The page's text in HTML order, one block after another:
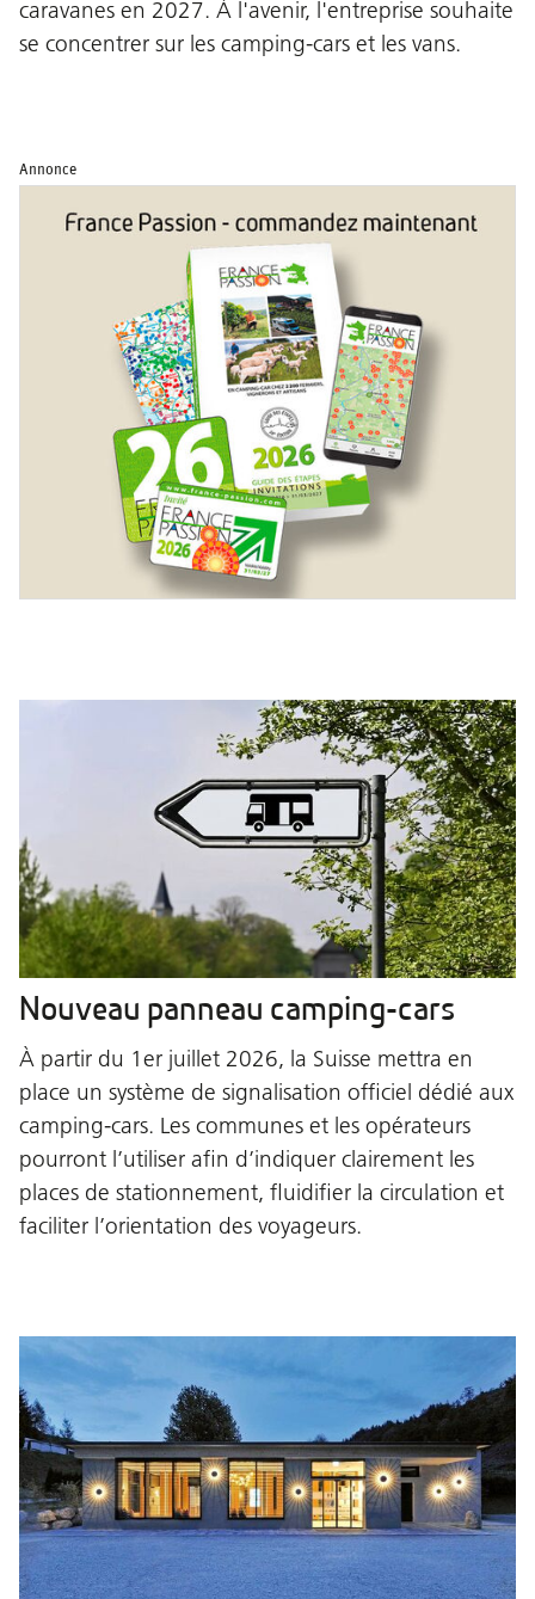
caravanes en 2027. À l'avenir, l'entreprise souhaite
se concentrer sur les camping-cars et les vans.
Annonce
Nouveau panneau camping-cars
À partir du 1er juillet 2026, la Suisse mettra en
place un système de signalisation officiel dédié aux
camping-cars. Les communes et les opérateurs
pourront l’utiliser afin d’indiquer clairement les
places de stationnement, fluidifier la circulation et
faciliter l’orientation des voyageurs.